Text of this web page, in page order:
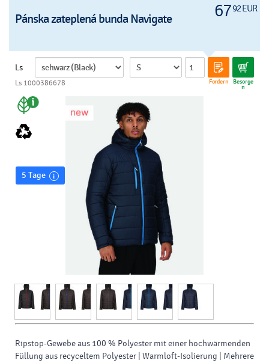
6792 EUR
Pánska zateplená bunda Navigate
Ls
Fordern Besorge
n
Ls 1000386678
5 Tage
Ripstop-Gewebe aus 100 % Polyester mit einer hochwärmenden
Füllung aus recyceltem Polyester | Warmloft-Isolierung | Mehrere